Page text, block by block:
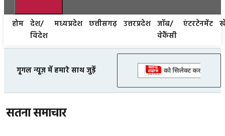
होम देश/
विदेश
मध्यप्रदेश छत्तीसगढ़ उत्तरप्रदेश जॉब/
वेकैंसी
एंटरटेनमेंट
गूगल न्यूज़ में हमारे साथ जुड़ें
सतना समाचार